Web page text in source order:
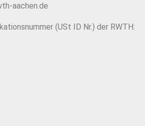
aachen.de
(USt ID Nr.) der RWTH: